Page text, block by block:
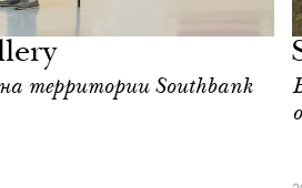
территории Southbank